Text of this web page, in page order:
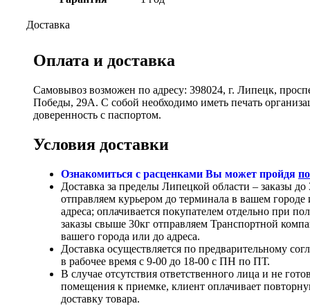
Доставка
Оплата и доставка
Самовывоз возможен по адресу: 398024, г. Липецк,
Победы, 29А. С собой необходимо иметь печать
доверенность с паспортом.
Условия доставки
Ознакомиться с расценками Вы может пройдя
Доставка за пределы Липецкой области – заказы до
отправляем курьером до терминала в вашем городе
адреса; оплачивается покупателем отдельно при
заказы свыше 30кг отправляем Транспортной
вашего города или до адреса.
Доставка осуществляется по предварительному
в рабочее время с 9-00 до 18-00 с ПН по ПТ.
В случае отсутствия ответственного лица и не
помещения к приемке, клиент оплачивает
доставку товара.